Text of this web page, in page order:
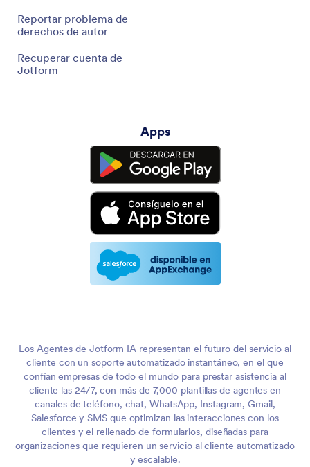
Reportar problema de
derechos de autor
Recuperar cuenta de
Jotform
Apps
Los Agentes de Jotform IA representan el futuro del servicio al
cliente con un soporte automatizado instantáneo, en el que
confían empresas de todo el mundo para prestar asistencia al
cliente las 24/7, con más de 7,000 plantillas de agentes en
canales de teléfono, chat, WhatsApp, Instagram, Gmail,
Salesforce y SMS que optimizan las interacciones con los
clientes y el rellenado de formularios, diseñadas para
organizaciones que requieren un servicio al cliente automatizado
y escalable.